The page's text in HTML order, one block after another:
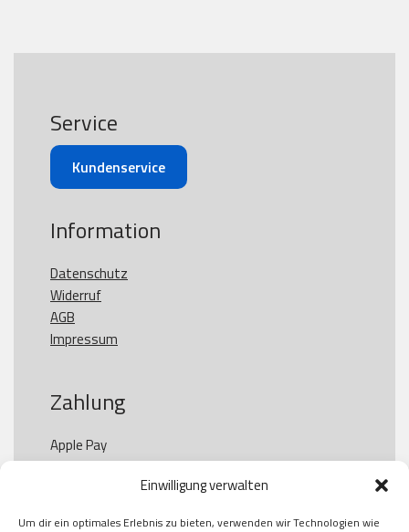
Einwilligung verwalten
Um dir ein optimales Erlebnis zu bieten, verwenden wir Technologien wie
Service
Kundenservice
Information
Datenschutz
Widerruf
AGB
Impressum
Zahlung
Apple Pay
Paypal